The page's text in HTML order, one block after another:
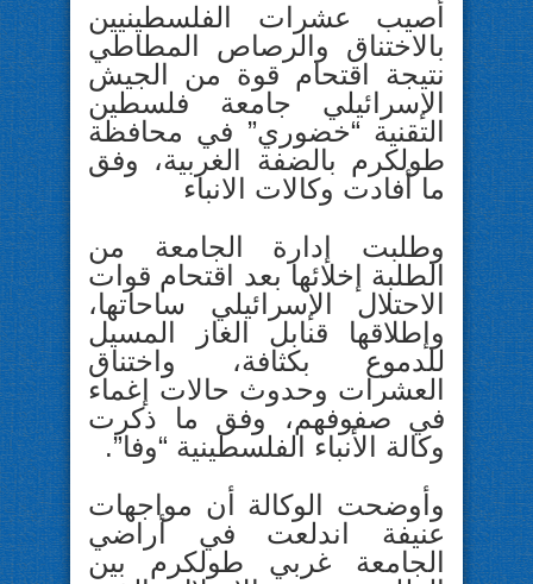
أصيب عشرات الفلسطينيين
بالاختناق والرصاص المطاطي
نتيجة اقتحام قوة من الجيش
الإسرائيلي جامعة فلسطين
التقنية “خضوري” في محافظة
طولكرم بالضفة الغربية، وفق
ما أفادت وكالات الانباء
وطلبت إدارة الجامعة من
الطلبة إخلائها بعد اقتحام قوات
الاحتلال الإسرائيلي ساحاتها،
وإطلاقها قنابل الغاز المسيل
للدموع بكثافة، واختناق
العشرات وحدوث حالات إغماء
في صفوفهم، وفق ما ذكرت
وكالة الأنباء الفلسطينية “وفا”.
وأوضحت الوكالة أن مواجهات
عنيفة اندلعت في أراضي
الجامعة غربي طولكرم بين